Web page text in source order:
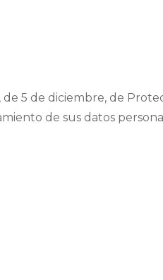
5 de diciembre, de
de sus datos